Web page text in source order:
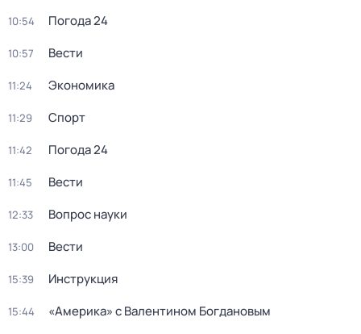
10:54 Погода 24
10:57 Вести
11:24 Экономика
11:29 Спорт
11:42 Погода 24
11:45 Вести
12:33 Вопрос науки
13:00 Вести
15:39 Инструкция
15:44 «Америка» с Валентином Богдановым